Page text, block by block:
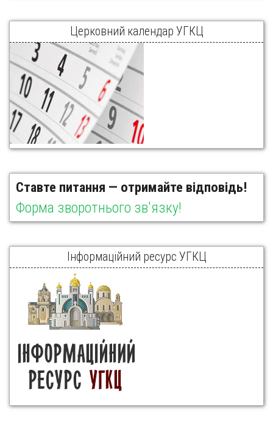
Церковний календар УГКЦ
Ставте питання — отримайте відповідь!
Форма зворотнього зв'язку!
Інформаційний ресурс УГКЦ